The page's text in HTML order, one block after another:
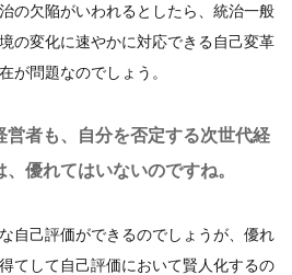
の欠陥がいわれるとしたら、統治一般
の変化に速やかに対応できる自己変革
が問題なのでしょう。
営者も、自分を否定する次世代経
優れてはいないのですね。
自己評価ができるのでしょうが、優れ
てして自己評価において賢人化するの